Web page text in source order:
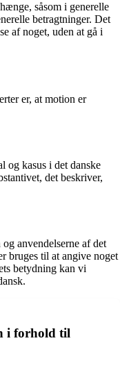
såsom i generelle
betragtninger. Det
af noget, uden at gå i
er, at motion er
og kasus i det danske
det beskriver,
anvendelserne af det
bruges til at angive noget
betydning kan vi
i forhold til